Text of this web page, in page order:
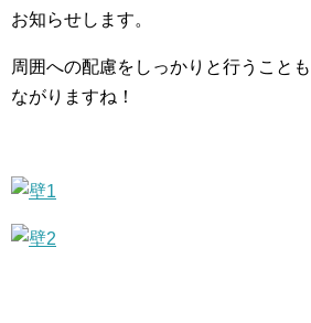
お知らせします。
周囲への配慮をしっかりと行うこと
ながりますね！